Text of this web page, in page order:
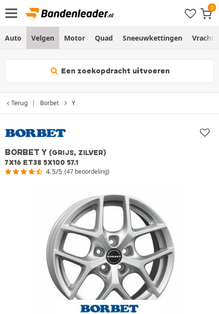
Auto Velgen Motor Quad Sneeuwkettingen
Een zoekopdracht uitvoeren
Terug Borbet Y
BORBET Y (GRIJS, ZILVER)
7X16 ET38 5X100 57.1
4.5/5 (47 beoordeling)